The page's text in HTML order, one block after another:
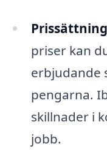
priser kan
erbjudande
pengarna.
skillnader i
jobb.